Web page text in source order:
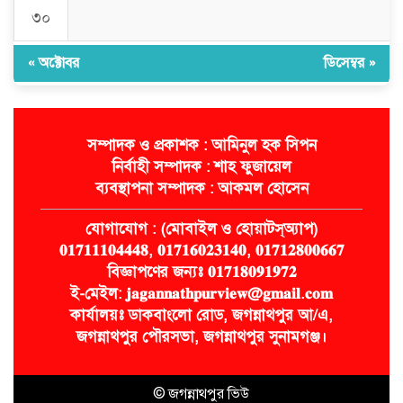
৩০
« অক্টোবর ডিসেম্বর »
সম্পাদক ও প্রকাশক : আমিনুল হক সিপন
নির্বাহী সম্পাদক : শাহ ফুজায়েল
ব্যবস্থাপনা সম্পাদক : আকমল হোসেন
যোগাযোগ : (মোবাইল ও হোয়াটস্অ্যাপ)
𝟎𝟏𝟕𝟏𝟏𝟏𝟎𝟒𝟒𝟒𝟖, 𝟎𝟏𝟕𝟏𝟔𝟎𝟐𝟑𝟏𝟒𝟎, 𝟎𝟏𝟕𝟏𝟐𝟖𝟎𝟎𝟔𝟔𝟕
বিজ্ঞাপণের জন্যঃ 𝟎𝟏𝟕𝟏𝟖𝟎𝟗𝟏𝟗𝟕𝟐
ই-মেইল: 𝐣𝐚𝐠𝐚𝐧𝐧𝐚𝐭𝐡𝐩𝐮𝐫𝐯𝐢𝐞𝐰@𝐠𝐦𝐚𝐢𝐥.𝐜𝐨𝐦
কার্যালয়ঃ ডাকবাংলো রোড, জগন্নাথপুর আ/এ,
জগন্নাথপুর পৌরসভা, জগন্নাথপুর সুনামগঞ্জ।
© জগন্নাথপুর ভিউ